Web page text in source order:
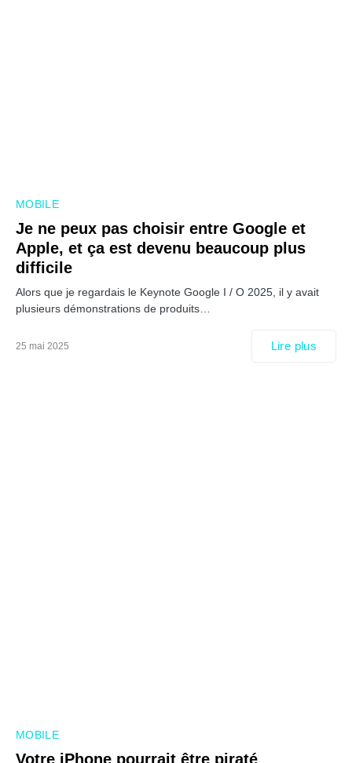
MOBILE
Je ne peux pas choisir entre Google et
Apple, et ça est devenu beaucoup plus
difficile
Alors que je regardais le Keynote Google I / O 2025, il y avait
plusieurs démonstrations de produits…
25 mai 2025 Lire plus
MOBILE
Votre iPhone pourrait être piraté